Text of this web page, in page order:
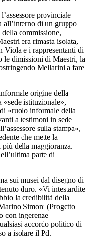
provinciale
all’interno di un gruppo
commissione,
era rimasta isolata,
Viola e i rappresentanti di
le dimissioni di Maestri, la
Mellarini a fare
origine della
«sede istituzionale»,
«ruolo informale della
a testimoni in sede
sulla stampa»,
che mette la
della maggioranza.
parte di
sui musei dal disegno di
duro. «Vi intestardite
la credibilità della
Simoni (Progetto
con ingerenze
accordo politico di
a isolare il Pd.